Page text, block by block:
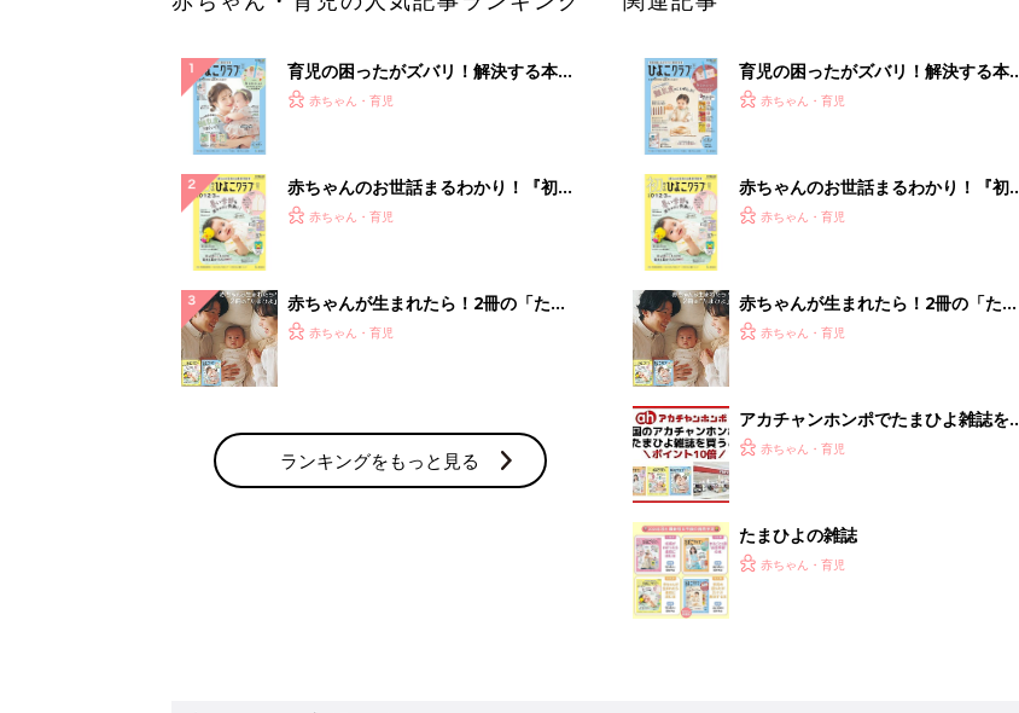
ランキングをもっと見る
赤ちゃん・育児の人気テーマ
出産・育児あるあるをマンガで楽しもう
離乳食はいつから？進め方は？「たまひよ きほんの離
乳食」
授乳の悩みや初めての離乳食作りに役立つ
子育てとお金
妊娠・出産・育児にかかる費用やもらえる補助
金・助成金を解説